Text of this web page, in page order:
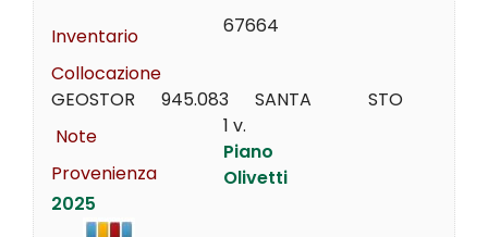
Inventario
67664
Collocazione
GEOSTOR      945.083      SANTA             STO
Note
1 v.
Provenienza
Piano
Olivetti
2025